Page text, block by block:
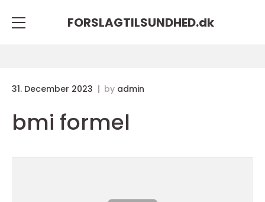
FORSLAGTILSUNDHED.dk
31. December 2023 by admin
bmi formel